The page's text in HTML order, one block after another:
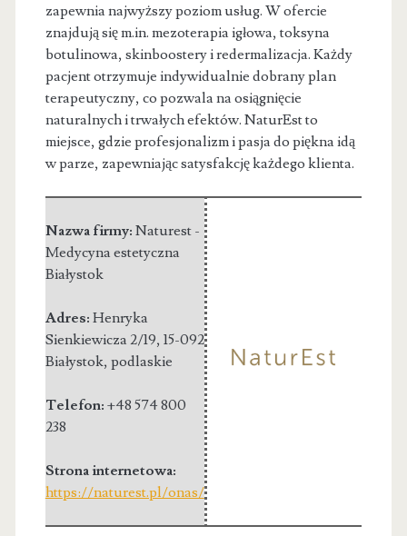
zapewnia najwyższy poziom usług. W ofercie
znajdują się m.in. mezoterapia igłowa, toksyna
botulinowa, skinboostery i redermalizacja. Każdy
pacjent otrzymuje indywidualnie dobrany plan
terapeutyczny, co pozwala na osiągnięcie
naturalnych i trwałych efektów. NaturEst to
miejsce, gdzie profesjonalizm i pasja do piękna idą
w parze, zapewniając satysfakcję każdego klienta.
Nazwa firmy: Naturest -
Medycyna estetyczna
Białystok
Adres: Henryka
Sienkiewicza 2/19, 15-092
Białystok, podlaskie
Telefon: +48 574 800
238
Strona internetowa:
https://naturest.pl/onas/